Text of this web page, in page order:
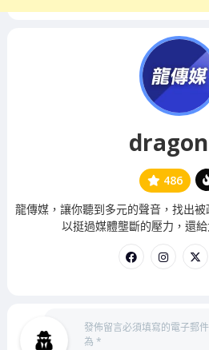
dragon
486
管
理
龍傳媒，讓你聽到多元的聲音，找出
以挺過媒體壟斷的壓力，還
發佈留言必須填寫的電子郵
為 *